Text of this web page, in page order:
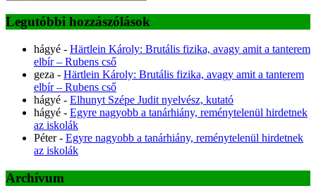
Legutóbbi hozzászólások
hágyé - Härtlein Károly: Brutális fizika, avagy amit a tanterem
elbír – Rubens cső
geza - Härtlein Károly: Brutális fizika, avagy amit a tanterem
elbír – Rubens cső
hágyé - Elhunyt Szépe Judit nyelvész, kutató
hágyé - Egyre nagyobb a tanárhiány, reménytelenül hirdetnek
az iskolák
Péter- Egyre nagyobb a tanárhiány, reménytelenül hirdetnek
az iskolák
Archívum